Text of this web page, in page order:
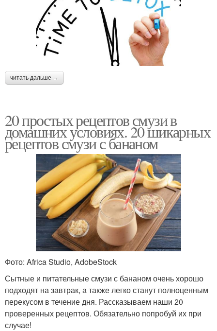
читать дальше →
20 простых рецептов смузи в
домашних условиях. 20 шикарных
рецептов смузи с бананом
Фото: Africa Studio, AdobeStock
Сытные и питательные смузи с бананом очень хорошо
подходят на завтрак, а также легко станут полноценным
перекусом в течение дня. Рассказываем наши 20
проверенных рецептов. Обязательно попробуй их при
случае!